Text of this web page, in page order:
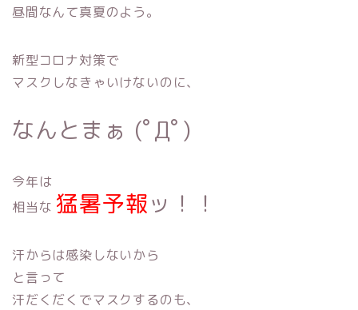
昼間なんて真夏のよう。
新型コロナ対策で
マスクしなきゃいけないのに、
なんとまぁ (ﾟДﾟ)
今年は
相当な 猛暑予報ッ！！
汗からは感染しないから
と言って
汗だくだくでマスクするのも、